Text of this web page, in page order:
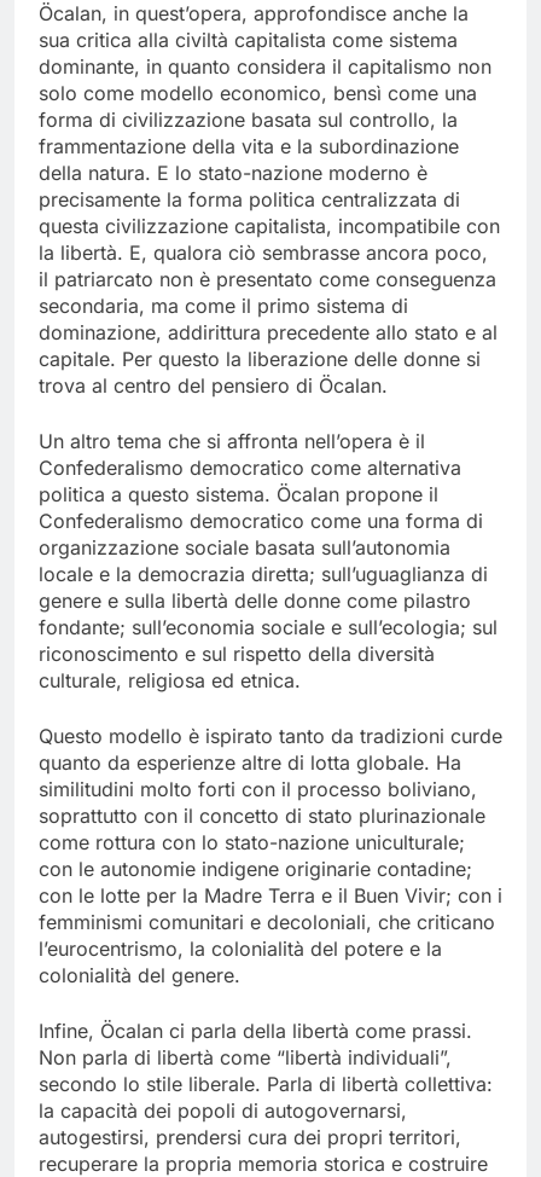
Öcalan, in quest’opera, approfondisce anche la
sua critica alla civiltà capitalista come sistema
dominante, in quanto considera il capitalismo non
solo come modello economico, bensì come una
forma di civilizzazione basata sul controllo, la
frammentazione della vita e la subordinazione
della natura. E lo stato-nazione moderno è
precisamente la forma politica centralizzata di
questa civilizzazione capitalista, incompatibile con
la libertà. E, qualora ciò sembrasse ancora poco,
il patriarcato non è presentato come conseguenza
secondaria, ma come il primo sistema di
dominazione, addirittura precedente allo stato e al
capitale. Per questo la liberazione delle donne si
trova al centro del pensiero di Öcalan.
Un altro tema che si affronta nell’opera è il
Confederalismo democratico come alternativa
politica a questo sistema. Öcalan propone il
Confederalismo democratico come una forma di
organizzazione sociale basata sull’autonomia
locale e la democrazia diretta; sull’uguaglianza di
genere e sulla libertà delle donne come pilastro
fondante; sull’economia sociale e sull’ecologia; sul
riconoscimento e sul rispetto della diversità
culturale, religiosa ed etnica.
Questo modello è ispirato tanto da tradizioni curde
quanto da esperienze altre di lotta globale. Ha
similitudini molto forti con il processo boliviano,
soprattutto con il concetto di stato plurinazionale
come rottura con lo stato-nazione uniculturale;
con le autonomie indigene originarie contadine;
con le lotte per la Madre Terra e il Buen Vivir; con i
femminismi comunitari e decoloniali, che criticano
l’eurocentrismo, la colonialità del potere e la
colonialità del genere.
Infine, Öcalan ci parla della libertà come prassi.
Non parla di libertà come “libertà individuali”,
secondo lo stile liberale. Parla di libertà collettiva:
la capacità dei popoli di autogovernarsi,
autogestirsi, prendersi cura dei propri territori,
recuperare la propria memoria storica e costruire